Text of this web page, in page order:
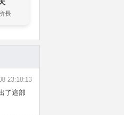
長
23:18:13
了這部